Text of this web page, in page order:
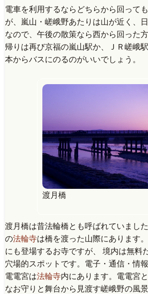
電車を利用するならどちらから回って
が、嵐山・嵯峨野あたりは山が近く、
なので、午後の散策なら西から回った方
帰りは再び京福の嵐山駅か、ＪＲ嵯峨
本からバスにのるのがいいでしょう。
渡月橋
渡月橋は昔法輪橋とも呼ばれていまし
の法輪寺は橋を渡った山際にあります
にも登場するお寺ですが、 境内は無料
穴場的スポットです。電子・通信・情
電電宮は法輪寺内にあります。電電宮
なお守りと舞台から見渡す嵯峨野の風景